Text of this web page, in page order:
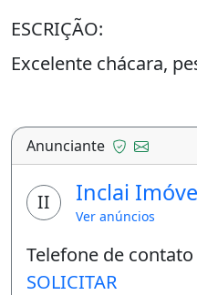
ESCRIÇÃO:
Excelente chácara,
Terreno ideal para
de campo, distante 2
entre o Posto Fiscal e
Aceita carro como
Anunciante
II Inclai
Ver anúncios
Telefone de contato
SOLICITAR